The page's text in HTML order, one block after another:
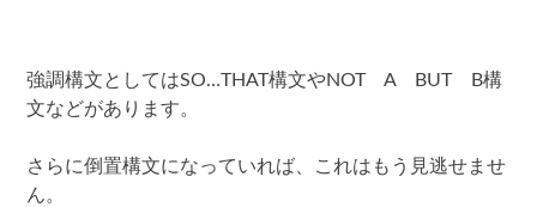
強調構文としてはSO…THAT構文やNOT A BUT B構
文などがあります。
さらに倒置構文になっていれば、これはもう見逃せませ
ん。